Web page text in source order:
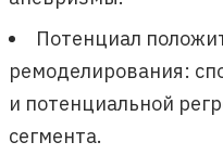
Потенциал
ремоделирования:
и потенциальной
сегмента.